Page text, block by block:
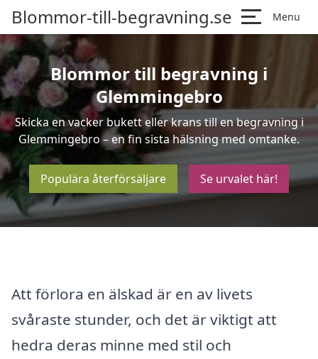
Blommor-till-begravning.se Menu
Blommor till begravning i
Glemmingebro
Skicka en vacker bukett eller krans till en begravning i
Glemmingebro – en fin sista hälsning med omtanke.
Populära återförsäljare Se urvalet här!
Att förlora en älskad är en av livets
svåraste stunder, och det är viktigt att
hedra deras minne med stil och